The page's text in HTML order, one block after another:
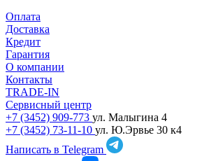
Оплата
Доставка
Кредит
Гарантия
О компании
Контакты
TRADE-IN
Сервисный центр
+7 (3452) 909-773 ул. Малыгина 4
+7 (3452) 73-11-10 ул. Ю.Эрвье 30 к4
Написать в Telegram